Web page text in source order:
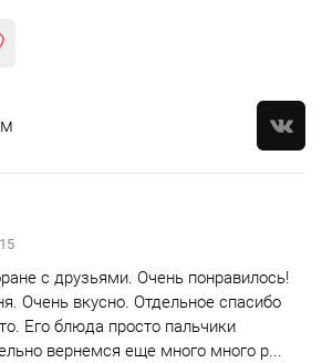
с друзьями. Очень понравилось!
Очень вкусно. Отдельное спасибо
Его блюда просто пальчики
вернемся еще много много р...